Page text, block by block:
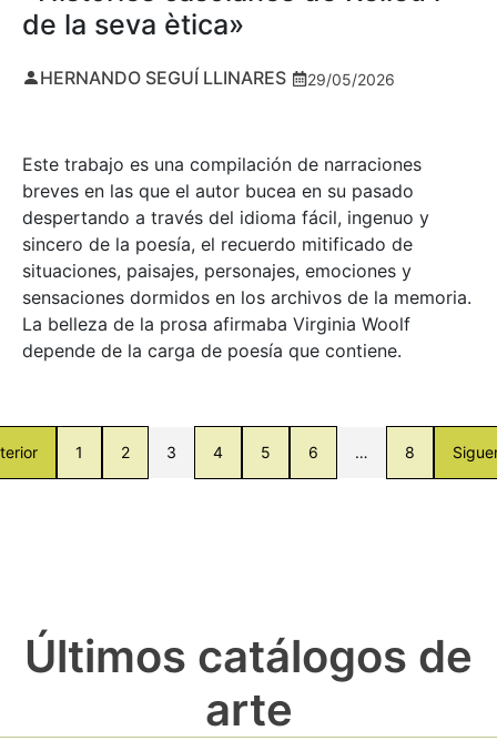
de la seva ètica»
HERNANDO SEGUÍ LLINARES 29/05/2026
Este trabajo es una compilación de narraciones
breves en las que el autor bucea en su pasado
despertando a través del idioma fácil, ingenuo y
sincero de la poesía, el recuerdo mitificado de
situaciones, paisajes, personajes, emociones y
sensaciones dormidos en los archivos de la memoria.
La belleza de la prosa afirmaba Virginia Woolf
depende de la carga de poesía que contiene.
1 2 3 4 5 6 … 8
Últimos catálogos de
arte